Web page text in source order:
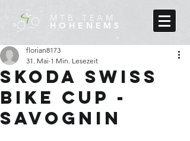
MTB-TEAM
HOHENEMS
Skoda Swiss
Bike Cup -
Savognin
florian8173
31. Mai 1 Min. Lesezeit